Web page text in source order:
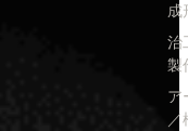
成
治
製
ア
／